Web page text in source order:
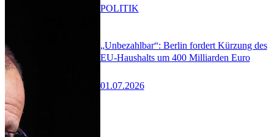
„Unbezahlbar“: Berlin fordert Kürzung des
EU-Haushalts um 400 Milliarden Euro
01.07.2026
POLITIK